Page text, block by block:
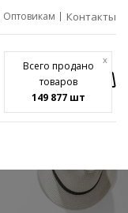
Всего продано
товаров
149 877 шт
x
Оптовикам Контакты